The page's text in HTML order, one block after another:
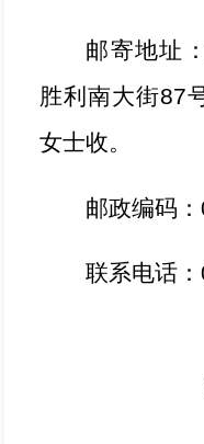
邮寄地址
胜利南大街87
女士收。
邮政编码：
联系电话：